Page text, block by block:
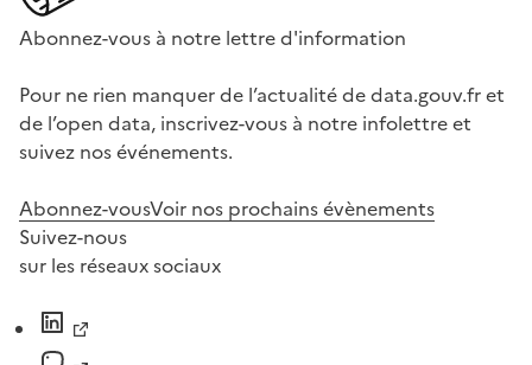
Abonnez-vous à notre lettre d'information
Pour ne rien manquer de l’actualité de data.gouv.fr et
de l’open data, inscrivez-vous à notre infolettre et
suivez nos événements.
Abonnez-vousVoir nos prochains évènements
Suivez-nous
sur les réseaux sociaux